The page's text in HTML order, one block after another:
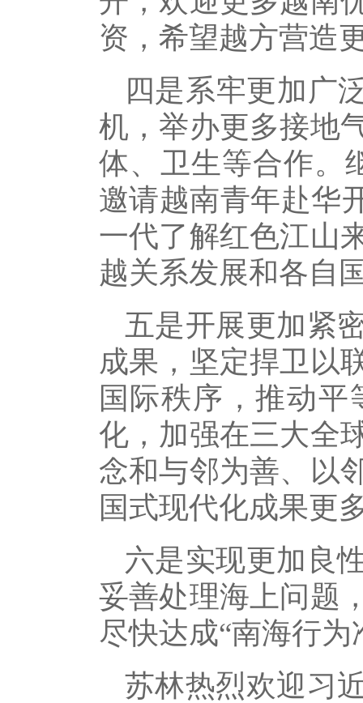
资，希望越方营造
四是系牢更加广
机，举办更多接地
体、卫生等合作。
邀请越南青年赴华
一代了解红色江山
越关系发展和各自
五是开展更加紧
成果，坚定捍卫以
国际秩序，推动
化，加强在三大全
念和与邻为善、以
国式现代化成果更
六是实现更加良
妥善处理海上问题
尽快达成“南海行为
苏林热烈欢迎习